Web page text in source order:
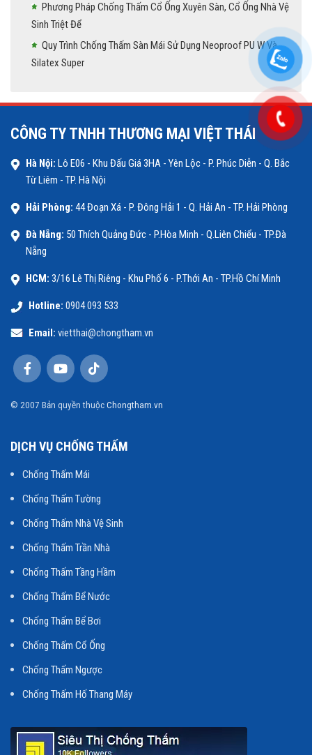
Phương Pháp Chống Thấm Cổ Ống Xuyên Sàn, Cổ Ống Nhà Vệ
Sinh Triệt Để
Quy Trình Chống Thấm Sàn Mái Sử Dụng Neoproof PU W Và
Silatex Super
CÔNG TY TNHH THƯƠNG MẠI VIỆT THÁI
Hà Nội: Lô E06 - Khu Đấu Giá 3HA - Yên Lộc - P. Phúc Diễn - Q. Bắc
Từ Liêm - TP. Hà Nội
Hải Phòng: 44 Đoạn Xá - P. Đông Hải 1 - Q. Hải An - TP. Hải Phòng
Đà Nẵng: 50 Thích Quảng Đức - P.Hòa Minh - Q.Liên Chiểu - TP.Đà
Nẵng
HCM: 3/16 Lê Thị Riêng - Khu Phố 6 - P.Thới An - TP.Hồ Chí Minh
Hotline: 0904 093 533
Email: vietthai@chongtham.vn
© 2007 Bản quyền thuộc Chongtham.vn
DỊCH VỤ CHỐNG THẤM
Chống Thấm Mái
Chống Thấm Tường
Chống Thấm Nhà Vệ Sinh
Chống Thấm Trần Nhà
Chống Thấm Tầng Hầm
Chống Thấm Bể Nước
Chống Thấm Bể Bơi
Chống Thấm Cổ Ống
Chống Thấm Ngược
Chống Thấm Hố Thang Máy